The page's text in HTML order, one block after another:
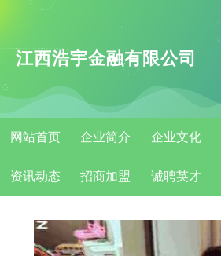
江西浩宇金融有限公司
网站首页 企业简介 企业文化
资讯动态 招商加盟 诚聘英才